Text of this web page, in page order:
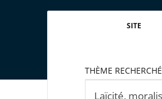
SITE
THÈME RECHERCHÉ